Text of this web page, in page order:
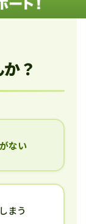
？
ない
まう